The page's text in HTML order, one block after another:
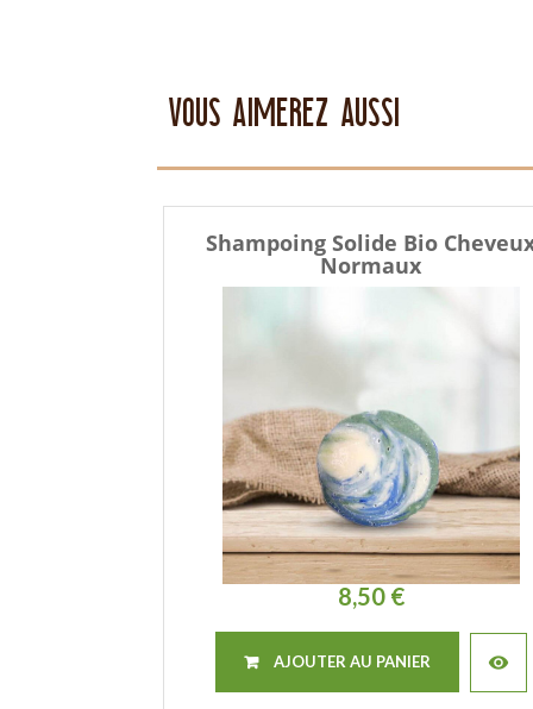
VOUS AIMEREZ AUSSI
Shampoing Solide Bio
Normaux
8,50 €
AJOUTER AU PANIER visibility